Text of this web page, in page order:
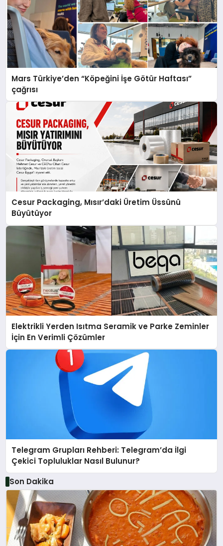
Mars Türkiye’den “Köpeğini İşe Götür Haftası”
çağrısı
Cesur Packaging, Mısır’daki Üretim Üssünü
Büyütüyor
Elektrikli Yerden Isıtma Seramik ve Parke Zeminler
İçin En Verimli Çözümler
Telegram Grupları Rehberi: Telegram’da İlgi
Çekici Topluluklar Nasıl Bulunur?
Son Dakika